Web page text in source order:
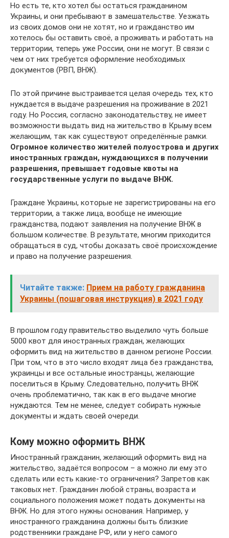
Но есть те, кто хотел бы остаться гражданином
Украины, и они пребывают в замешательстве. Уезжать
из своих домов они не хотят, но и гражданство им
хотелось бы оставить своё, а проживать и работать на
территории, теперь уже России, они не могут. В связи с
чем от них требуется оформление необходимых
документов (РВП, ВНЖ).
По этой причине выстраивается целая очередь тех, кто
нуждается в выдаче разрешения на проживание в 2021
году. Но Россия, согласно законодательству, не имеет
возможности выдать вид на жительство в Крыму всем
желающим, так как существуют определённые рамки.
Огромное количество жителей полуострова и других
иностранных граждан, нуждающихся в получении
разрешения, превышает годовые квоты на
государственные услуги по выдаче ВНЖ.
Граждане Украины, которые не зарегистрированы на его
территории, а также лица, вообще не имеющие
гражданства, подают заявления на получение ВНЖ в
большом количестве. В результате, многим приходится
обращаться в суд, чтобы доказать своё происхождение
и право на получение разрешения.
Читайте также: Прием на работу гражданина
Украины (пошаговая инструкция) в 2021 году
В прошлом году правительство выделило чуть больше
5000 квот для иностранных граждан, желающих
оформить вид на жительство в данном регионе России.
При том, что в это число входят лица без гражданства,
украинцы и все остальные иностранцы, желающие
поселиться в Крыму. Следовательно, получить ВНЖ
очень проблематично, так как в его выдаче многие
нуждаются. Тем не менее, следует собирать нужные
документы и ждать своей очереди.
Кому можно оформить ВНЖ
Иностранный гражданин, желающий оформить вид на
жительство, задаётся вопросом – а можно ли ему это
сделать или есть какие-то ограничения? Запретов как
таковых нет. Гражданин любой страны, возраста и
социального положения может подать документы на
ВНЖ. Но для этого нужны основания. Например, у
иностранного гражданина должны быть близкие
родственники граждане РФ, или у него самого